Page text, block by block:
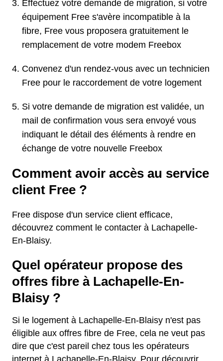
Effectuez votre demande de migration, si votre
équipement Free s'avère incompatible à la
fibre, Free vous proposera gratuitement le
remplacement de votre modem Freebox
Convenez d'un rendez-vous avec un technicien
Free pour le raccordement de votre logement
Si votre demande de migration est validée, un
mail de confirmation vous sera envoyé vous
indiquant le détail des éléments à rendre en
échange de votre nouvelle Freebox
Comment avoir accès au service
client Free ?
Free dispose d'un service client efficace,
découvrez comment le contacter à Lachapelle-
En-Blaisy.
Quel opérateur propose des
offres fibre à Lachapelle-En-
Blaisy ?
Si le logement à Lachapelle-En-Blaisy n'est pas
éligible aux offres fibre de Free, cela ne veut pas
dire que c'est pareil chez tous les opérateurs
internet à Lachapelle-En-Blaisy. Pour découvrir